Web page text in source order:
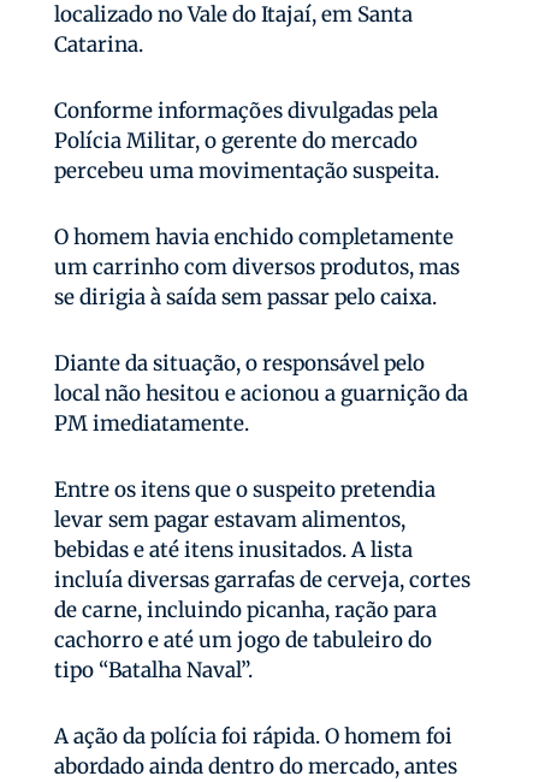
localizado no Vale do Itajaí, em Santa
Catarina.
Conforme informações divulgadas pela
Polícia Militar, o gerente do mercado
percebeu uma movimentação suspeita.
O homem havia enchido completamente
um carrinho com diversos produtos, mas
se dirigia à saída sem passar pelo caixa.
Diante da situação, o responsável pelo
local não hesitou e acionou a guarnição da
PM imediatamente.
Entre os itens que o suspeito pretendia
levar sem pagar estavam alimentos,
bebidas e até itens inusitados. A lista
incluía diversas garrafas de cerveja, cortes
de carne, incluindo picanha, ração para
cachorro e até um jogo de tabuleiro do
tipo “Batalha Naval”.
A ação da polícia foi rápida. O homem foi
abordado ainda dentro do mercado, antes